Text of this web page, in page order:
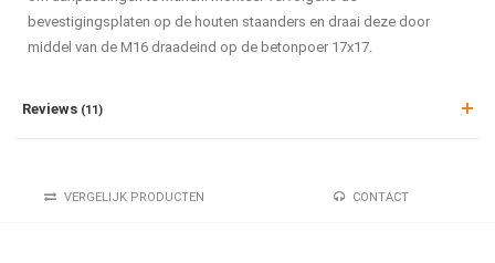
bevestigingsplaten op de houten staanders en draai deze door
middel van de M16 draadeind op de betonpoer 17x17.
Reviews (11)
VERGELIJK PRODUCTEN CONTACT